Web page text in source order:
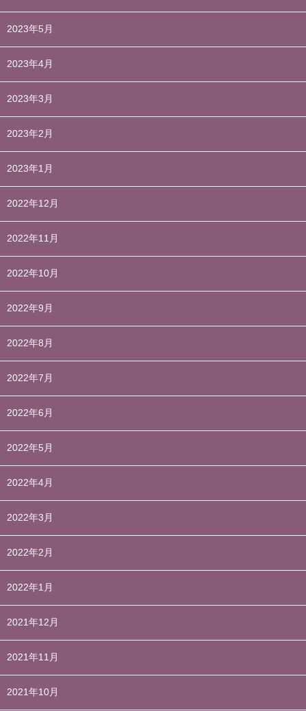
2023年5月
2023年4月
2023年3月
2023年2月
2023年1月
2022年12月
2022年11月
2022年10月
2022年9月
2022年8月
2022年7月
2022年6月
2022年5月
2022年4月
2022年3月
2022年2月
2022年1月
2021年12月
2021年11月
2021年10月